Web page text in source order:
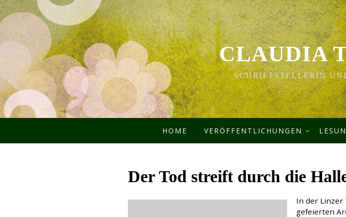
CLAUDIA
SCHRIFTSTELLERIN
HOME VERÖFFENTLICHUNGEN
Der Tod streift durch die
In der Linzer
gefeierten